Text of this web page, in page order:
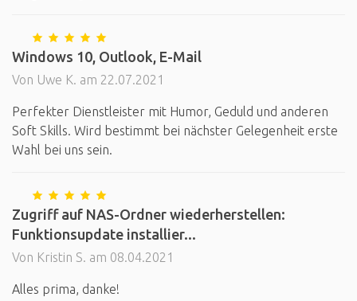
Windows 10, Outlook, E-Mail
Von Uwe K. am 22.07.2021
Perfekter Dienstleister mit Humor, Geduld und anderen
Soft Skills. Wird bestimmt bei nächster Gelegenheit erste
Wahl bei uns sein.
Zugriff auf NAS-Ordner wiederherstellen:
Funktionsupdate installier...
Von Kristin S. am 08.04.2021
Alles prima, danke!